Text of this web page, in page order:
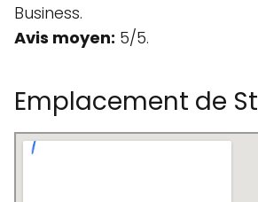
Business.
Avis moyen: 5/5.
Emplacement de